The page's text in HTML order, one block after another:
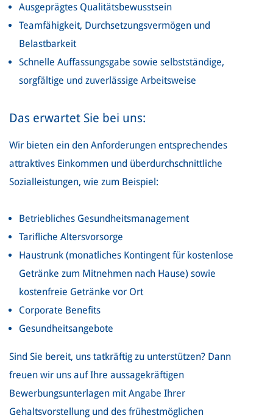
Ausgeprägtes Qualitätsbewusstsein
Teamfähigkeit, Durchsetzungsvermögen und
Belastbarkeit
Schnelle Auffassungsgabe sowie selbstständige,
sorgfältige und zuverlässige Arbeitsweise
Das erwartet Sie bei uns:
Wir bieten ein den Anforderungen entsprechendes
attraktives Einkommen und überdurchschnittliche
Sozialleistungen, wie zum Beispiel:
Betriebliches Gesundheitsmanagement
Tarifliche Altersvorsorge
Haustrunk (monatliches Kontingent für kostenlose
Getränke zum Mitnehmen nach Hause) sowie
kostenfreie Getränke vor Ort
Corporate Benefits
Gesundheitsangebote
Sind Sie bereit, uns tatkräftig zu unterstützen? Dann
freuen wir uns auf Ihre aussagekräftigen
Bewerbungsunterlagen mit Angabe Ihrer
Gehaltsvorstellung und des frühestmöglichen